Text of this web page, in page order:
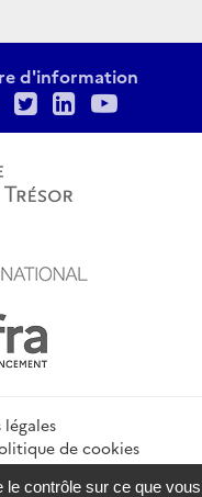
d'information
TwitterLinkedIn
de cookies
Flux RSS
contrôle sur ce que vous